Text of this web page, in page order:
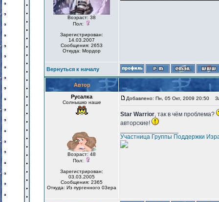
Возраст: 38
Пол:
Зарегистрирован:
14.03.2007
Сообщения: 2653
Откуда: Мордор
Вернуться к началу
Автор
Русалка
Солнышко наше
Возраст: 48
Пол:
Зарегистрирован:
03.03.2005
Сообщения: 2365
Откуда: Из пургенного 03ера
Добавлено: Пн, 05 Окт, 2009 20:50
Star Warrior, так в чём проблема?
авторские!
Участница Группы Поддержки